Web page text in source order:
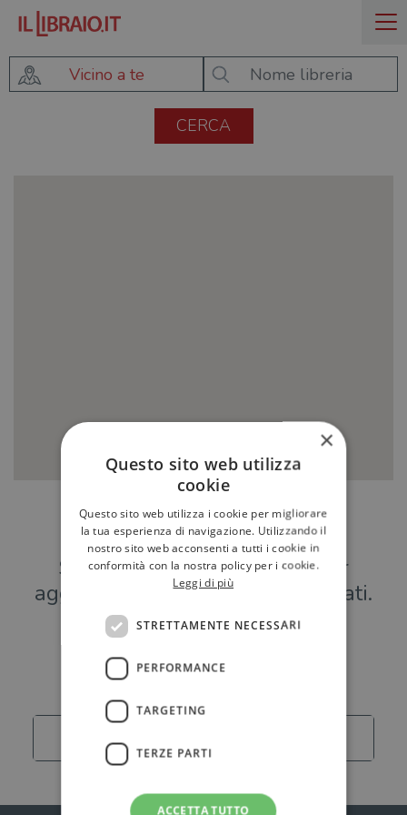
Vicino a te
Hai una libreria?
Scrivici a
per
aggiungere o modificare i tuoi dati.
Librerie
×
Questo sito web utilizza
cookie
Questo sito web utilizza i cookie per migliorare
la tua esperienza di navigazione. Utilizzando il
nostro sito web acconsenti a tutti i cookie in
conformità con la nostra policy per i cookie.
Leggi di più
STRETTAMENTE NECESSARI
PERFORMANCE
TARGETING
TERZE PARTI
ACCETTA TUTTO